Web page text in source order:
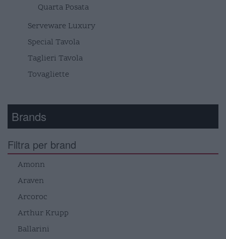
Quarta Posata
Serveware Luxury
Special Tavola
Taglieri Tavola
Tovagliette
Brands
Filtra per brand
Amonn
Araven
Arcoroc
Arthur Krupp
Ballarini